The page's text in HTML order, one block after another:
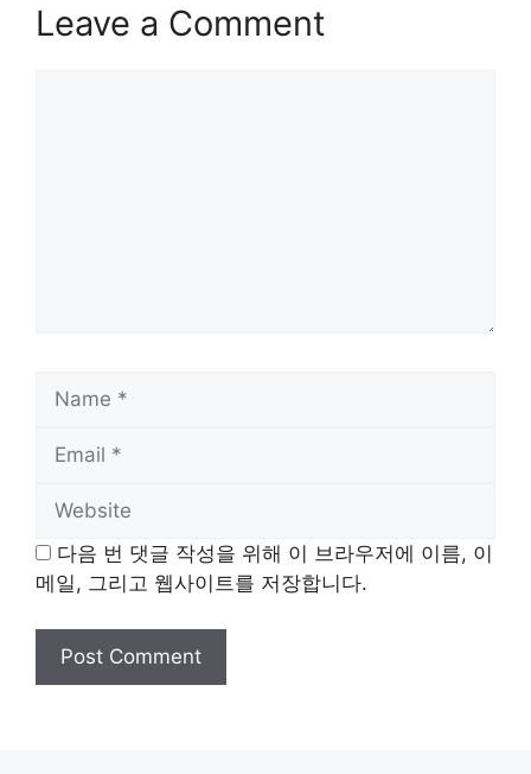
Leave a Comment
Name
Email
Website
다음 번 댓글 작성을 위해 이 브라우저에 이름, 이
메일, 그리고 웹사이트를 저장합니다.